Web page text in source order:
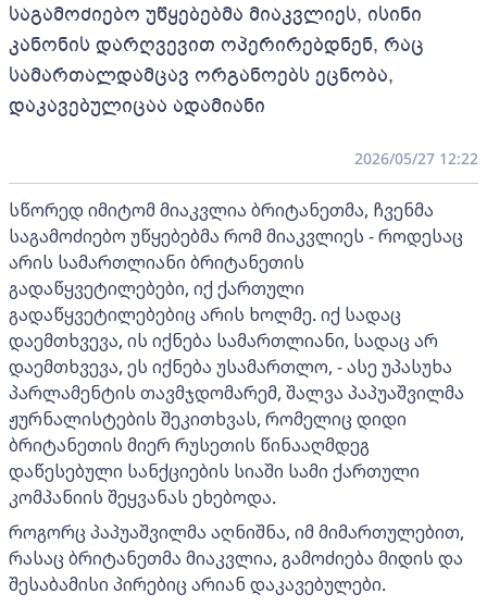
საგამოძიებო უწყებებმა მიაკვლიეს, ისინი
კანონის დარღვევით ოპერირებდნენ, რაც
სამართალდამცავ ორგანოებს ეცნობა,
დაკავებულიცაა ადამიანი
2026/05/27 12:22
სწორედ იმიტომ მიაკვლია ბრიტანეთმა, ჩვენმა
საგამოძიებო უწყებებმა რომ მიაკვლიეს - როდესაც
არის სამართლიანი ბრიტანეთის
გადაწყვეტილებები, იქ ქართული
გადაწყვეტილებებიც არის ხოლმე. იქ სადაც
დაემთხვევა, ის იქნება სამართლიანი, სადაც არ
დაემთხვევა, ეს იქნება უსამართლო, - ასე უპასუხა
პარლამენტის თავმჯდომარემ, შალვა პაპუაშვილმა
ჟურნალისტების შეკითხვას, რომელიც დიდი
ბრიტანეთის მიერ რუსეთის წინააღმდეგ
დაწესებული სანქციების სიაში სამი ქართული
კომპანიის შეყვანას ეხებოდა.
როგორც პაპუაშვილმა აღნიშნა, იმ მიმართულებით,
რასაც ბრიტანეთმა მიაკვლია, გამოძიება მიდის და
შესაბამისი პირებიც არიან დაკავებულები.